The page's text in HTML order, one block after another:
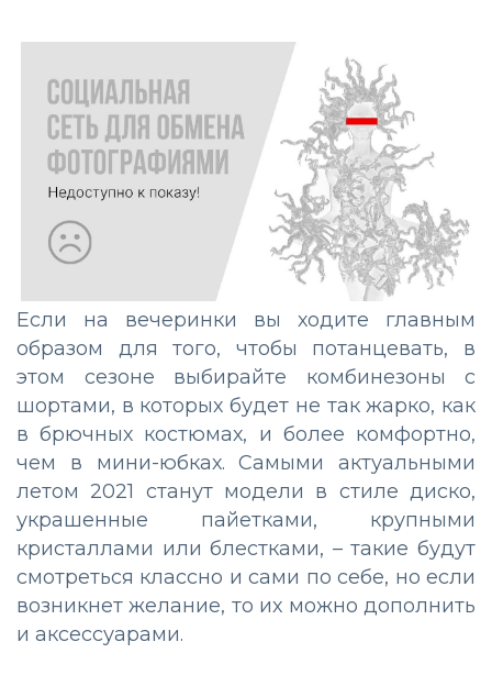
Если на вечеринки вы ходите главным
образом для того, чтобы потанцевать, в
этом сезоне выбирайте комбинезоны с
шортами, в которых будет не так жарко, как
в брючных костюмах, и более комфортно,
чем в мини-юбках. Самыми актуальными
летом 2021 станут модели в стиле диско,
украшенные пайетками, крупными
кристаллами или блестками, – такие будут
смотреться классно и сами по себе, но если
возникнет желание, то их можно дополнить
и аксессуарами.